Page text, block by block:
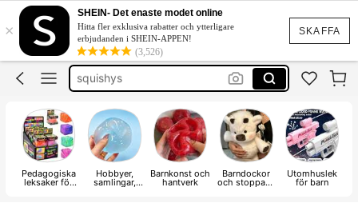
SKAFFA
×
SHEIN- Det enaste modet online
Hitta fler exklusiva rabatter och ytterligare
erbjudanden i SHEIN-APPEN!
(3,526)
squishies
sqiushy
squishys
dumpling squishy
squishies
Pedagogiska
leksaker för
Hobbyer,
samlingar,
Barnkonst och
hantverk
Barndockor
och stoppade
Utomhuslek
för barn